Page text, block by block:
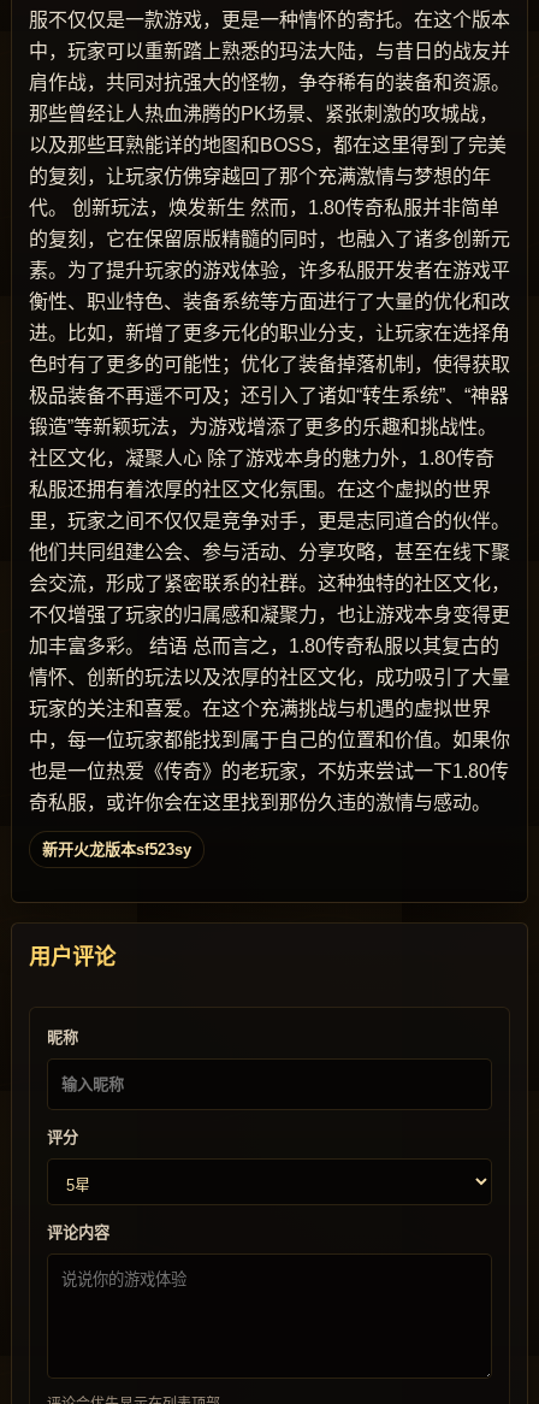
服不仅仅是一款游戏，更是一种情怀的寄托。在这个版本
中，玩家可以重新踏上熟悉的玛法大陆，与昔日的战友并
肩作战，共同对抗强大的怪物，争夺稀有的装备和资源。
那些曾经让人热血沸腾的PK场景、紧张刺激的攻城战，
以及那些耳熟能详的地图和BOSS，都在这里得到了完美
的复刻，让玩家仿佛穿越回了那个充满激情与梦想的年
代。 创新玩法，焕发新生 然而，1.80传奇私服并非简单
的复刻，它在保留原版精髓的同时，也融入了诸多创新元
素。为了提升玩家的游戏体验，许多私服开发者在游戏平
衡性、职业特色、装备系统等方面进行了大量的优化和改
进。比如，新增了更多元化的职业分支，让玩家在选择角
色时有了更多的可能性；优化了装备掉落机制，使得获取
极品装备不再遥不可及；还引入了诸如“转生系统”、“神器
锻造”等新颖玩法，为游戏增添了更多的乐趣和挑战性。
社区文化，凝聚人心 除了游戏本身的魅力外，1.80传奇
私服还拥有着浓厚的社区文化氛围。在这个虚拟的世界
里，玩家之间不仅仅是竞争对手，更是志同道合的伙伴。
他们共同组建公会、参与活动、分享攻略，甚至在线下聚
会交流，形成了紧密联系的社群。这种独特的社区文化，
不仅增强了玩家的归属感和凝聚力，也让游戏本身变得更
加丰富多彩。 结语 总而言之，1.80传奇私服以其复古的
情怀、创新的玩法以及浓厚的社区文化，成功吸引了大量
玩家的关注和喜爱。在这个充满挑战与机遇的虚拟世界
中，每一位玩家都能找到属于自己的位置和价值。如果你
也是一位热爱《传奇》的老玩家，不妨来尝试一下1.80传
奇私服，或许你会在这里找到那份久违的激情与感动。
新开火龙版本sf523sy
用户评论
昵称
评分
评论内容